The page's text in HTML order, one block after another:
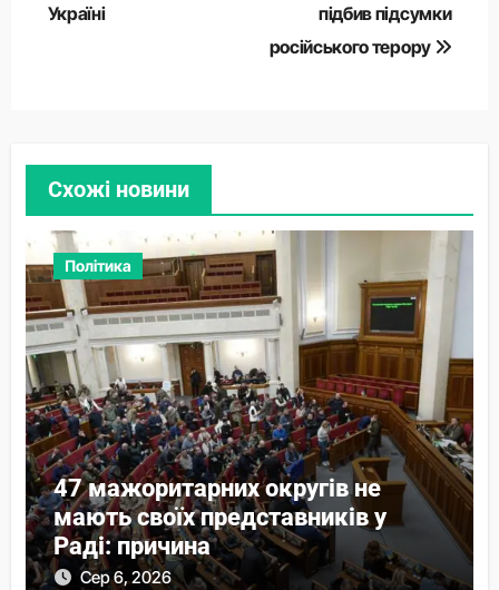
Україні
підбив підсумки
російського терору
Схожі новини
Політика
47 мажоритарних округів не
мають своїх представників у
Раді: причина
Сер 6, 2026